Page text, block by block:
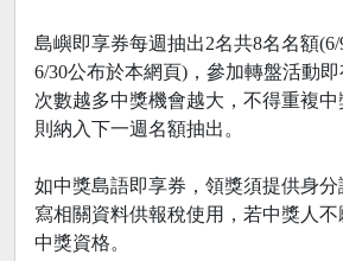
島嶼即享券每週抽出2名共8名名額(6/
6/30公布於本網頁)，參加轉盤活動
次數越多中獎機會越大，不得重複
則納入下一週名額抽出。
如中獎島語即享券，領獎須提供身
寫相關資料供報稅使用，若中獎人
中獎資格。